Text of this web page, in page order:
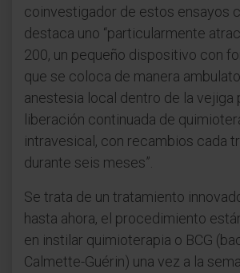
coinvestigador de estos ensayos
destaca uno “particularmente
200, un pequeño dispositivo con
que se coloca de manera
anestesia local dentro de la vejiga
liberación continuada de
intravesical, con recambios cada
durante seis meses”.
Se trata de un tratamiento
hasta ahora, el procedimiento
en instilar quimioterapia o BCG
Calmette-Guérin) una vez a la